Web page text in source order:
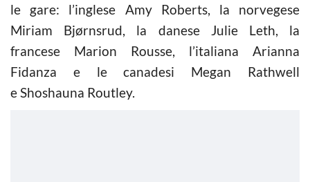
le gare: l’inglese Amy Roberts, la norvegese
Miriam Bjørnsrud, la danese Julie Leth, la
francese Marion Rousse, l’italiana Arianna
Fidanza e le canadesi Megan Rathwell
e Shoshauna Routley.